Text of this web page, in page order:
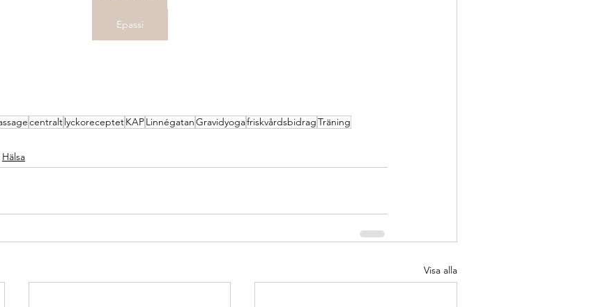
Epassi
centraltlyckoreceptetKAPLinnégatanGravidyogafriskvårdsbidragTräning
Hälsa
Visa alla